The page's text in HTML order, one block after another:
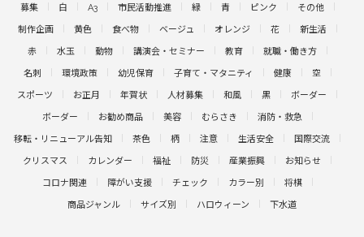
募集 白 A3 市民活動推進 緑 青 ピンク その他
制作企画 黄色 食べ物 ベージュ オレンジ 花 新生活
赤 水玉 動物 講演会・セミナー 教育 就職・働き方
名刺 環境政策 幼児保育 子育て・マタニティ 健康 空
スポーツ お正月 年賀状 人材募集 和風 黒 ボーダー
ボーダー お勧め商品 美容 むらさき 消防・救急
移転・リニューアル告知 茶色 柄 注意 生活安全 国際交流
クリスマス カレンダー 福祉 防災 産業振興 お知らせ
コロナ関連 障がい支援 チェック カラー別 将棋
商品ジャンル サイズ別 ハロウィーン 下水道